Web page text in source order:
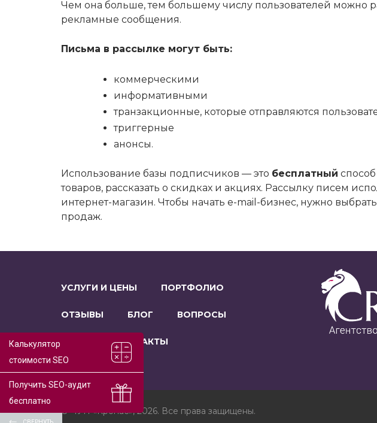
Чем она больше, тем большему числу пользователей можно
рекламные сообщения.
Письма в рассылке могут быть:
коммерческими
информативными
транзакционные, которые отправляются
триггерные
анонсы.
Использование базы подписчиков — это бесплатный
товаров, рассказать о скидках и акциях. Рассылку писем
интернет-магазин. Чтобы начать e-mail-бизнес, нужно выбрать
продаж.
УСЛУГИ И ЦЕНЫ ПОРТФОЛИО
ОТЗЫВЫ БЛОГ ВОПРОСЫ
КОНТАКТЫ
© ЧУП «Кропас», 2026. Все права защищены.
Калькулятор
стоимости SEO
Получить SEO-аудит
бесплатно